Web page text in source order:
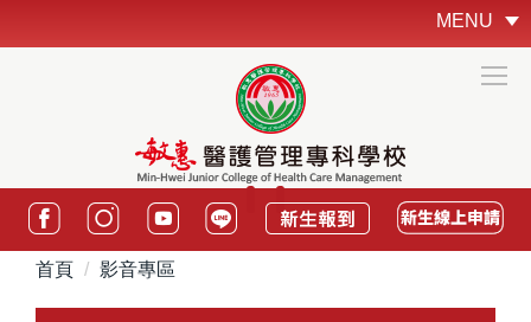
到
區
MENU
:::
首頁 影音專區